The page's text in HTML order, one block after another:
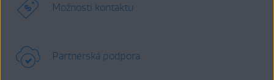
Možnosti kontaktu
Partnerská podpora